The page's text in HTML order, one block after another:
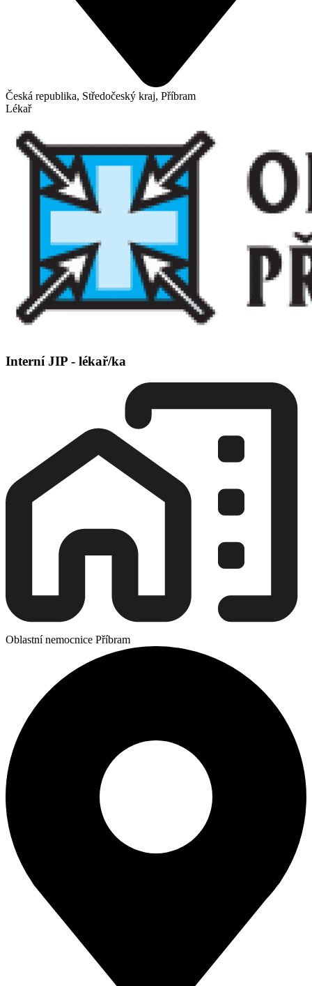
Česká republika, Středočeský kraj, Příbram
Lékař
Interní JIP - lékař/ka
Oblastní nemocnice Příbram